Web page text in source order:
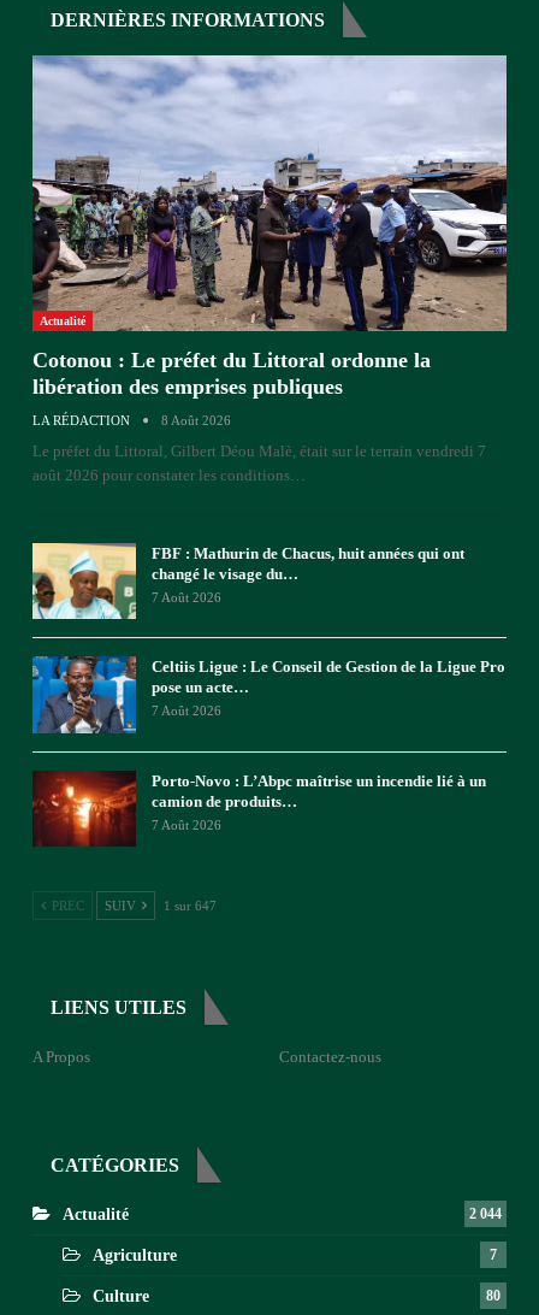
DERNIÈRES INFORMATIONS
Actualité
Cotonou : Le préfet du Littoral ordonne la
libération des emprises publiques
LA RÉDACTION 8 Août 2026
Le préfet du Littoral, Gilbert Déou Malè, était sur le terrain vendredi 7
août 2026 pour constater les conditions
FBF : Mathurin de Chacus, huit années qui ont
changé le visage du…
7 Août 2026
Celtiis Ligue : Le Conseil de Gestion de la Ligue Pro
pose un acte…
7 Août 2026
Porto-Novo : L’Abpc maîtrise un incendie lié à un
camion de produits…
7 Août 2026
PREC SUIV 1 sur 647
LIENS UTILES
A Propos Contactez-nous
CATÉGORIES
Actualité 2 044
Agriculture 7
Culture 80